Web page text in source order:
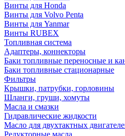
Винты для Honda
Винты для Volvo Penta
Винты для Yanmar
Винты RUBEX
Топливная система
Адаптеры, коннекторы
Баки топливные переносные и
Баки топливные стационарные
Фильтры
Крышки, патрубки, горловины
Шланги, груши, хомуты
Масла и смазки
Гидравлические жидкости
Масло для двухтактных
Редукторные масла